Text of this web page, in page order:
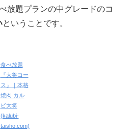
放題プランの中グレードのコ
ということです。
食べ放題
『大将コー
ス』｜本格
焼肉 カル
ビ大将
(kalubi-
taisho.com)